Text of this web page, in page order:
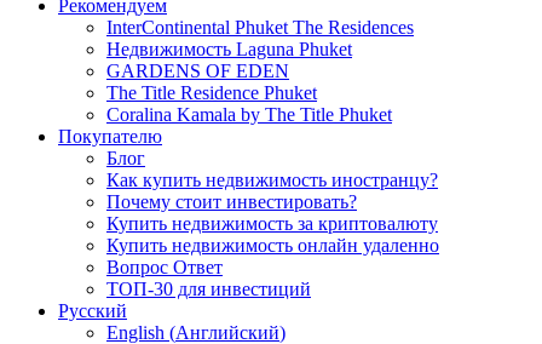
Рекомендуем
InterContinental Phuket The Residences
Недвижимость Laguna Phuket
GARDENS OF EDEN
The Title Residence Phuket
Coralina Kamala by The Title Phuket
Покупателю
Блог
Как купить недвижимость иностранцу?
Почему стоит инвестировать?
Купить недвижимость за криптовалюту
Купить недвижимость онлайн удаленно
Вопрос Ответ
ТОП-30 для инвестиций
Русский
English (Английский)